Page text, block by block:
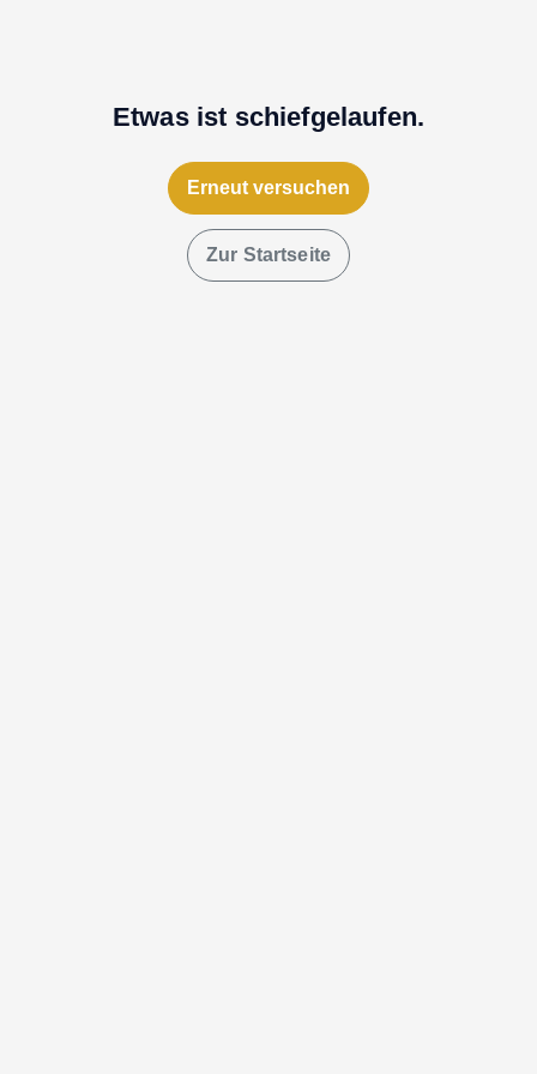
Etwas ist schiefgelaufen.
Erneut versuchen
Zur Startseite